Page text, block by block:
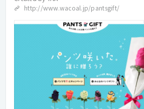
http://www.wacoal.jp/pantsgift/